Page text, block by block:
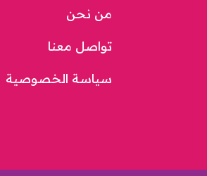
من نحن
تواصل معنا
سياسة الخصوصية